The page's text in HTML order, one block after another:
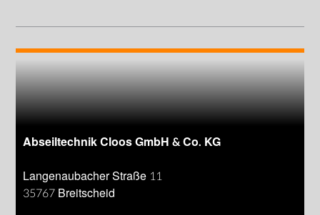
Abseiltechnik Cloos GmbH & Co. KG
Langenaubacher Straße 11
35767 Breitscheid